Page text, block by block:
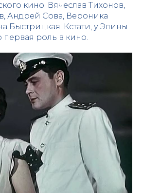
кино: Вячеслав Тихонов,
Андрей Сова, Вероника
Быстрицкая. Кстати, у Элины
первая роль в кино.